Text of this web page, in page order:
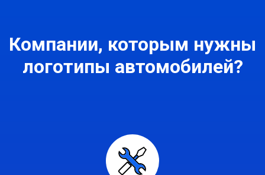
Компании, которым нужны
логотипы автомобилей?